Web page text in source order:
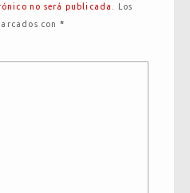
no será publicada.
Los
con *